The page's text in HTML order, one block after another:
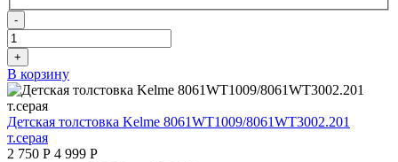
-
+
В корзину
Детская толстовка Kelme 8061WT1009/8061WT3002.201
т.серая
2 750 Р 4 999 Р